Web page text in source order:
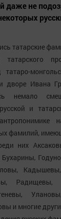
даже не
татарские
татаро-
дворе Ивана
немало
и
фамилий,
них
Радищевы,
и многие